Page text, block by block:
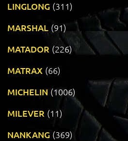
LINGLONG (311)
MARSHAL (91)
MATADOR (226)
MATRAX (66)
MICHELIN (1006)
MILEVER (11)
NANKANG (369)